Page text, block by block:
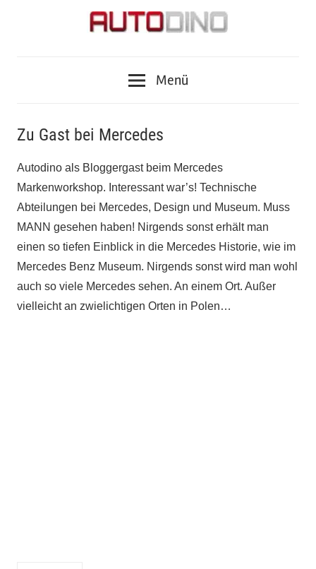
Zubehör
Autodino
Journalisten
haben
die
Antworten.
Menü
Zu Gast bei Mercedes
Autodino als Bloggergast beim Mercedes
Markenworkshop. Interessant war’s! Technische
Abteilungen bei Mercedes, Design und Museum. Muss
MANN gesehen haben! Nirgends sonst erhält man
einen so tiefen Einblick in die Mercedes Historie, wie im
Mercedes Benz Museum. Nirgends sonst wird man wohl
auch so viele Mercedes sehen. An einem Ort. Außer
vielleicht an zwielichtigen Orten in Polen…